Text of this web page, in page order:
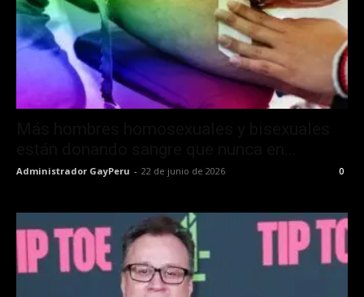
Administrador GayPeru - 22 de junio de 2026 0